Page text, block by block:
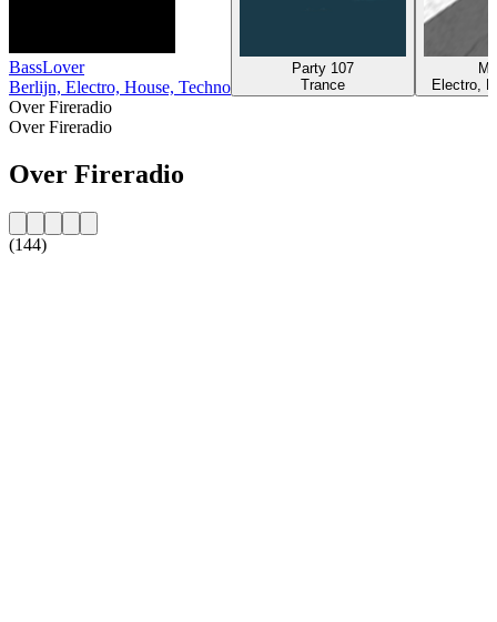
BassLover
Berlijn, Electro, House, Techno
Party 107
Trance
Electro,
Over Fireradio
Over Fireradio
Over Fireradio
(144)